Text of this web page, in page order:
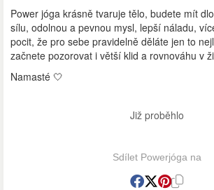
Power jóga krásně tvaruje tělo, budete mít
sílu, odolnou a pevnou mysl, lepší náladu,
pocit, že pro sebe pravidelně děláte jen to
začnete pozorovat i větší klid a rovnováhu v
Namasté 🤍
Již proběhlo
Sdílet Powerjóga na